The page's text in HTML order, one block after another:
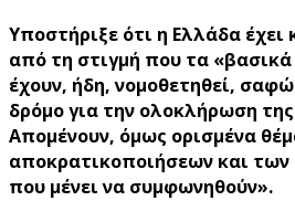
Υποστήριξε ότι η Ελλάδα έχει
από τη στιγμή που τα
έχουν, ήδη, νομοθετηθεί,
δρόμο για την ολοκλήρωση
Απομένουν, όμως ορισμένα
αποκρατικοποιήσεων και των
που μένει να συμφωνηθούν».